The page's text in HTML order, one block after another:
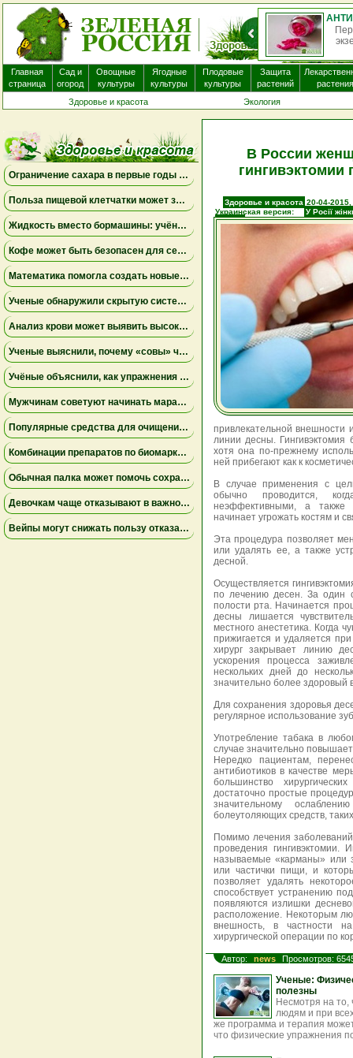
Главная
страница
Сад и
огород
Овощные
культуры
Ягодные
культуры
Плодовые
культуры
Защита
растений
растения
Здоровье и красота
Экология
Ограничение сахара в первые годы жизни может снизить риск болезни Альцгеймера
Польза пищевой клетчатки может зависеть от конкретных бактерий в кишечнике
Жидкость вместо бормашины: учёные подтвердили эффективность нового метода лечения детского кариеса
Кофе может быть безопасен для сердца, а энергетики — повышать риск аритмии
Математика помогла создать новые биомаркеры для прогнозирования рака молочной железы
Ученые обнаружили скрытую систему очистки в задней части глаза
Анализ крови может выявить высокий риск болезни Альцгеймера за десять лет до появления симптомов
Ученые выяснили, почему «совы» чаще набирают жир в области живота
Учёные объяснили, как упражнения замедляют старение мышц
Мужчинам советуют начинать марафон медленнее
Популярные средства для очищения слизи не помогли пациентам на ИВЛ и могут повышать риск осложнений
Комбинации препаратов по биомаркерам помогли уменьшить устойчивую к лечению меланому
Обычная палка может помочь сохранить равновесие
Девочкам чаще отказывают в важной защите после рождения
Вейпы могут снижать пользу отказа от сигарет
В России
гингивэктомии
Здоровье и красота 20-04-
Украинская версия:
У Росії
причин
привлекательной внешности
линии десны.
хотя она по-прежнему
ней прибегают как к
В случае применения с
обычно проводится,
неэффективными, а также
начинает угрожать костям и
Эта процедура позволяет
или удалять ее, а также
десной.
Осуществляется
по лечению десен. За один
полости рта. Начинается
десны лишается
местного анестетика. Когда
прижигается и удаляется
хирург закрывает линию
ускорения процесса
нескольких дней до
значительно более здоровый
Для сохранения здоровья
регулярное использование
Употребление табака в
случае значительно
Нередко пациентам,
антибиотиков в качестве
большинство
достаточно простые
значительному
болеутоляющих средств,
Помимо лечения
проведения
называемые «карманы» или
или частички пищи, и
позволяет удалять
способствует устранению
появляются излишки
расположение. Некоторым
внешность, в частности
хирургической операции по
Автор: news Просмотров:
Ученые:
полезны
Несмотря на то,
людям и при
же программа и терапия
что физические упражнения